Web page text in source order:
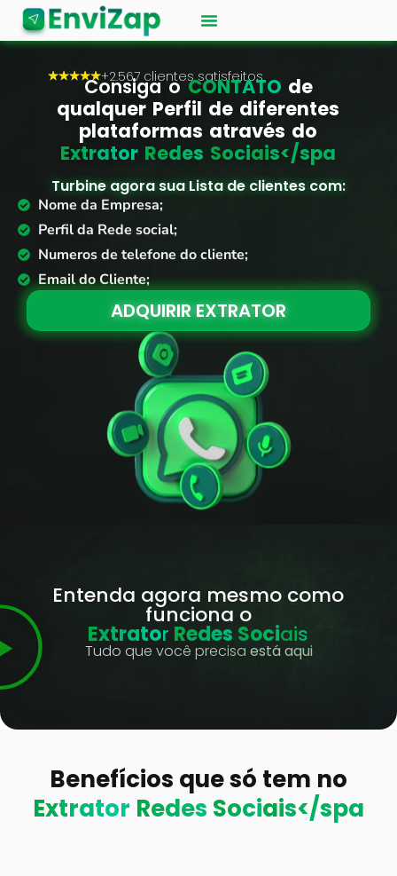
★★★★★+2.567 clientes satisfeitos
Consiga oCONTATO de
qualquer Perfil de diferentes
plataformas através do
Extrator Redes Sociais</spa
Turbine agora sua Lista de clientes com:
Nome da Empresa;
Perfil da Rede social;
Numeros de telefone do cliente;
Email do Cliente;
ADQUIRIR EXTRATOR
Entenda agora mesmo como
funciona o
Extrator Redes Sociais
Tudo que você precisa estáaqui
Benefícios que só tem no
Extrator Redes Sociais</spa